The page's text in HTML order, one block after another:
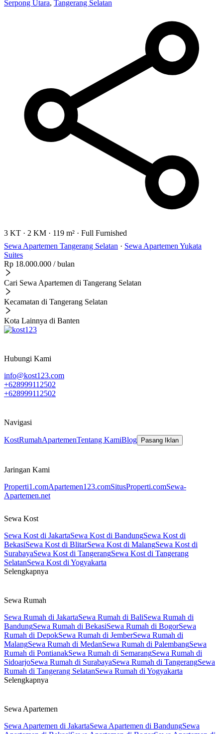
Serpong Utara, Tangerang Selatan
3 KT · 2 KM · 119 m² · Full Furnished
Sewa Apartemen Tangerang Selatan · Sewa Apartemen Yukata
Suites
Rp 18.000.000 / bulan
Cari Sewa Apartemen di Tangerang Selatan
Kecamatan di Tangerang Selatan
Kota Lainnya di Banten
Hubungi Kami
info@kost123.com
+628999112502
+628999112502
Navigasi
KostRumahApartemenTentang KamiBlog Pasang Iklan
Jaringan Kami
Properti1.comApartemen123.comSitusProperti.comSewa-
Apartemen.net
Sewa Kost
Sewa Kost di JakartaSewa Kost di BandungSewa Kost di
BekasiSewa Kost di BlitarSewa Kost di MalangSewa Kost di
SurabayaSewa Kost di TangerangSewa Kost di Tangerang
SelatanSewa Kost di Yogyakarta
Selengkapnya
Sewa Rumah
Sewa Rumah di JakartaSewa Rumah di BaliSewa Rumah di
BandungSewa Rumah di BekasiSewa Rumah di BogorSewa
Rumah di DepokSewa Rumah di JemberSewa Rumah di
MalangSewa Rumah di MedanSewa Rumah di PalembangSewa
Rumah di PontianakSewa Rumah di SemarangSewa Rumah di
SidoarjoSewa Rumah di SurabayaSewa Rumah di TangerangSewa
Rumah di Tangerang SelatanSewa Rumah di Yogyakarta
Selengkapnya
Sewa Apartemen
Sewa Apartemen di JakartaSewa Apartemen di BandungSewa